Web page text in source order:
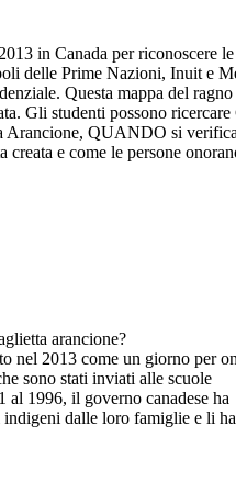
in Canada per riconoscere le
delle Prime Nazioni, Inuit e
Questa mappa del ragno
Gli studenti possono
Arancione, QUANDO si
e come le persone
arancione?
nel 2013 come un giorno per
sono stati inviati alle scuole
al 1996, il governo canadese ha
dalle loro famiglie e li ha